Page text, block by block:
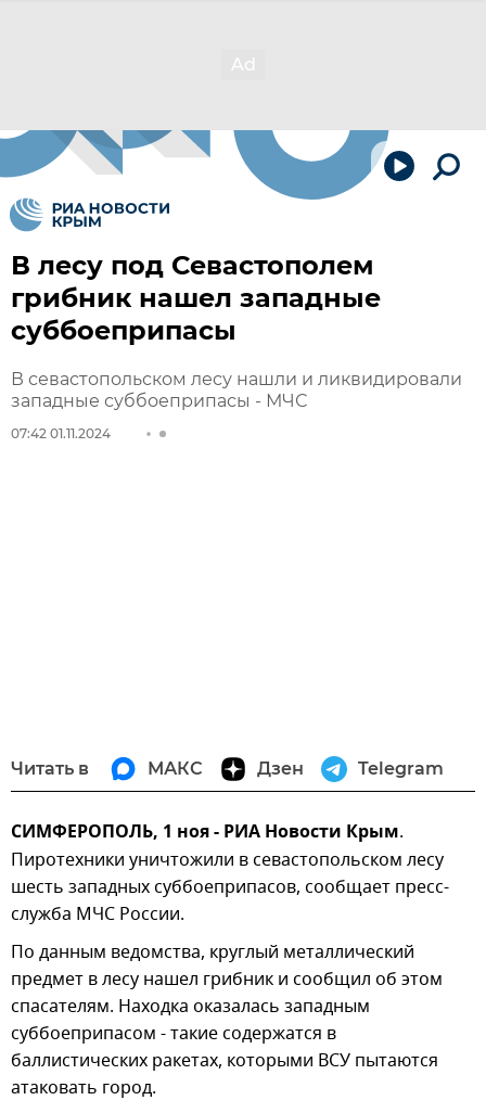
В лесу под Севастополем
грибник нашел западные
суббоеприпасы
В севастопольском лесу нашли и ликвидировали
западные суббоеприпасы - МЧС
07:42 01.11.2024
Читать в МАКС Дзен Telegram
СИМФЕРОПОЛЬ, 1 ноя - РИА Новости Крым.
Пиротехники уничтожили в севастопольском лесу
шесть западных суббоеприпасов, сообщает пресс-
служба МЧС России.
По данным ведомства, круглый металлический
предмет в лесу нашел грибник и сообщил об этом
спасателям. Находка оказалась западным
суббоеприпасом - такие содержатся в
баллистических ракетах, которыми ВСУ пытаются
атаковать город.